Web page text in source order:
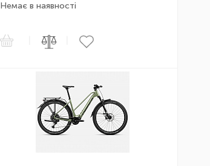
Немає в наявності